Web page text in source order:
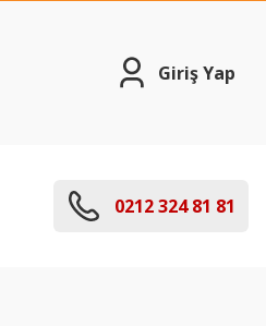
Giriş Yap
0212 324 81 81